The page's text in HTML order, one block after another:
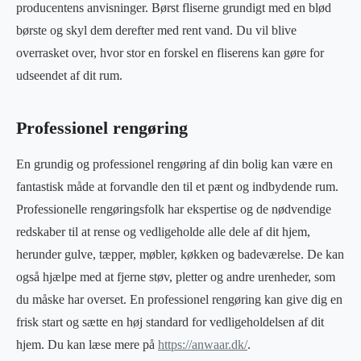
producentens anvisninger. Børst fliserne grundigt med en blød
børste og skyl dem derefter med rent vand. Du vil blive
overrasket over, hvor stor en forskel en fliserens kan gøre for
udseendet af dit rum.
Professionel rengøring
En grundig og professionel rengøring af din bolig kan være en
fantastisk måde at forvandle den til et pænt og indbydende rum.
Professionelle rengøringsfolk har ekspertise og de nødvendige
redskaber til at rense og vedligeholde alle dele af dit hjem,
herunder gulve, tæpper, møbler, køkken og badeværelse. De kan
også hjælpe med at fjerne støv, pletter og andre urenheder, som
du måske har overset. En professionel rengøring kan give dig en
frisk start og sætte en høj standard for vedligeholdelsen af dit
hjem. Du kan læse mere på https://anwaar.dk/.